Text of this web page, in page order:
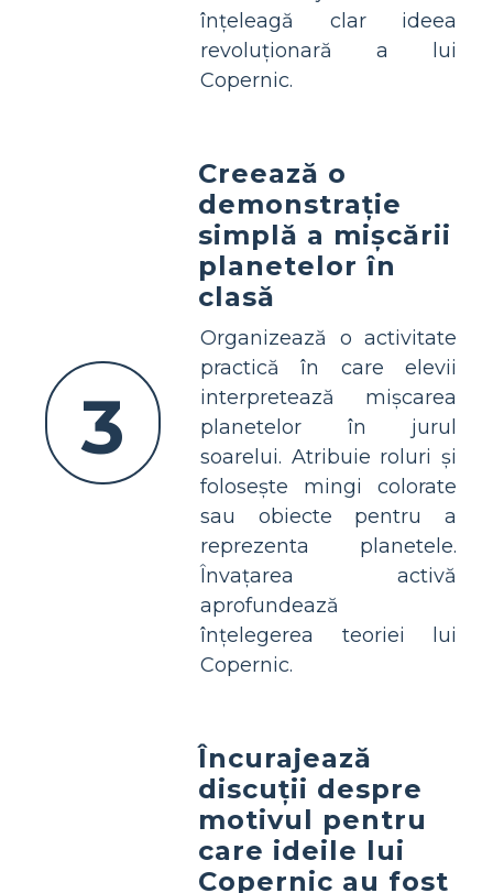
înțeleagă clar ideea
revoluționară a lui
Copernic.
3
Creează o
demonstrație
simplă a mișcării
planetelor în
clasă
Organizează o activitate
practică în care elevii
interpretează mișcarea
planetelor în jurul
soarelui. Atribuie roluri și
folosește mingi colorate
sau obiecte pentru a
reprezenta planetele.
Învațarea activă
aprofundează
înțelegerea teoriei lui
Copernic.
Încurajează
discuții despre
motivul pentru
care ideile lui
Copernic au fost